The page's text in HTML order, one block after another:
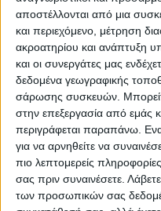
αποστέλλονται από μια
και περιεχόμενο, μέτρηση
ακροατηρίου και ανάπτυξη
και οι συνεργάτες μας
δεδομένα γεωγραφικής
σάρωσης συσκευών.
στην επεξεργασία από εμάς
περιγράφεται παραπάνω.
για να αρνηθείτε να
πιο λεπτομερείς
σας πριν συναινέσετε.
των προσωπικών σας
15 Ιουλίου, 2026
ΚΑΛΟ